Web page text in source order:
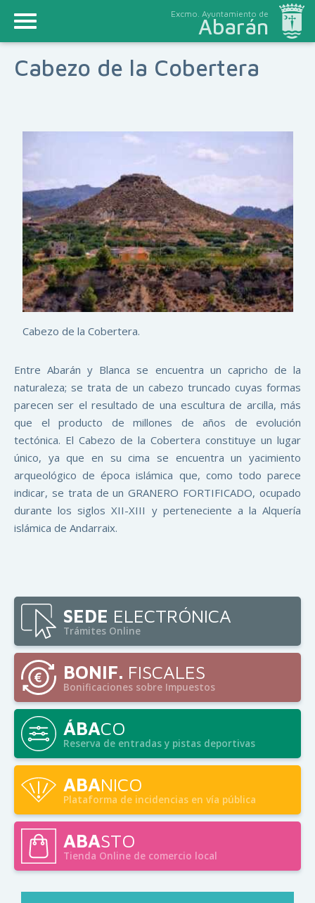
Excmo. Ayuntamiento de
Abarán
Cabezo de la Cobertera
Cabezo de la Cobertera.
Entre Abarán y Blanca se encuentra un capricho de la
naturaleza; se trata de un cabezo truncado cuyas formas
parecen ser el resultado de una escultura de arcilla, más
que el producto de millones de años de evolución
tectónica. El Cabezo de la Cobertera constituye un lugar
único, ya que en su cima se encuentra un yacimiento
arqueológico de época islámica que, como todo parece
indicar, se trata de un GRANERO FORTIFICADO, ocupado
durante los siglos XII-XIII y perteneciente a la Alquería
islámica de Andarraix.
SEDE ELECTRÓNICA
Trámites Online
BONIF. FISCALES
Bonificaciones sobre Impuestos
ÁBACO
Reserva de entradas y pistas deportivas
ABANICO
Plataforma de incidencias en vía pública
ABASTO
Tienda Online de comercio local